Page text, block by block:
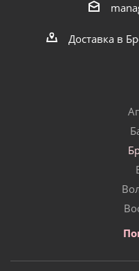
Доставка в